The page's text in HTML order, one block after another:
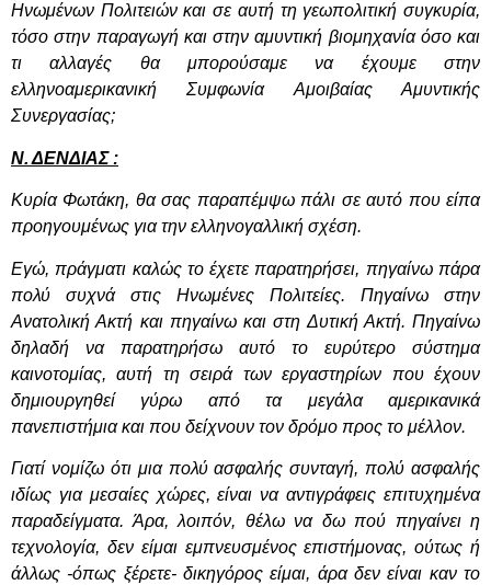
Ηνωμένων Πολιτειών και σε αυτή τη γεωπολιτική συγκυρία,
τόσο στην παραγωγή και στην αμυντική βιομηχανία όσο και
τι αλλαγές θα μπορούσαμε να έχουμε στην
ελληνοαμερικανική Συμφωνία Αμοιβαίας Αμυντικής
Συνεργασίας;
Ν. ΔΕΝΔΙΑΣ :
Κυρία Φωτάκη, θα σας παραπέμψω πάλι σε αυτό που είπα
προηγουμένως για την ελληνογαλλική σχέση.
Εγώ, πράγματι καλώς το έχετε παρατηρήσει, πηγαίνω πάρα
πολύ συχνά στις Ηνωμένες Πολιτείες. Πηγαίνω στην
Ανατολική Ακτή και πηγαίνω και στη Δυτική Ακτή. Πηγαίνω
δηλαδή να παρατηρήσω αυτό το ευρύτερο σύστημα
καινοτομίας, αυτή τη σειρά των εργαστηρίων που έχουν
δημιουργηθεί γύρω από τα μεγάλα αμερικανικά
πανεπιστήμια και που δείχνουν τον δρόμο προς το μέλλον.
Γιατί νομίζω ότι μια πολύ ασφαλής συνταγή, πολύ ασφαλής
ιδίως για μεσαίες χώρες, είναι να αντιγράφεις επιτυχημένα
παραδείγματα. Άρα, λοιπόν, θέλω να δω πού πηγαίνει η
τεχνολογία, δεν είμαι εμπνευσμένος επιστήμονας, ούτως ή
άλλως -όπως ξέρετε- δικηγόρος είμαι, άρα δεν είναι καν το